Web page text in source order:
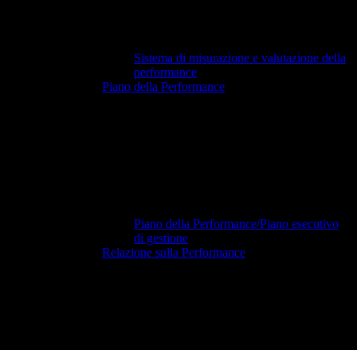
Sistema di misurazione e valutazione della
performance
Piano della Performance
Piano della Performance/Piano esecutivo
di gestione
Relazione sulla Performance